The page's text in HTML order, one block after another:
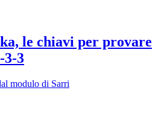
le chiavi per provare
3
modulo di Sarri